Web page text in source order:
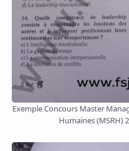
Exemple Concours Master
Humaines (MSRH)